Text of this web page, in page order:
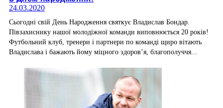
24.03.2020
Сьогодні свій День Народження святкує Владислав Бондар.
Півзахиснику нашої молодіжної команди виповнюється 20 років!
Футбольний клуб, тренери і партнери по команді щиро вітають
Владислава і бажають йому міцного здоров’я, благополуччя...